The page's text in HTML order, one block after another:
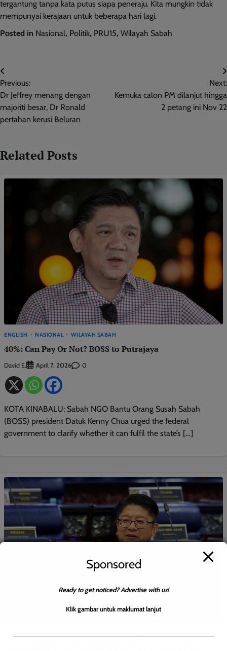
tergantung tanpa kata putus siapa peneraju. Kita mungkin tidak
mempunyai kerajaan untuk beberapa hari lagi.
Posted in Nasional, Politik, PRU15, Wilayah Sabah
Post
navigation
Previous:
Dr Jeffrey menang dengan
majoriti besar, Dr Ronald
pertahan kerusi Beluran
Next:
Kemuka calon PM dilanjut hingga
2 petang ini Nov 22
Related Posts
ENGLISH NASIONAL WILAYAH SABAH
40%: Can Pay Or Not? BOSS to Putrajaya
David E. April 7, 2026 0
KOTA KINABALU: Sabah NGO Bantu Orang Susah Sabah
(BOSS) president Datuk Kenny Chua urged the federal
government to clarify whether it can fulfil the state’s […]
Sponsored
Ready to get noticed? Advertise with us!
Klik gambar untuk maklumat lanjut